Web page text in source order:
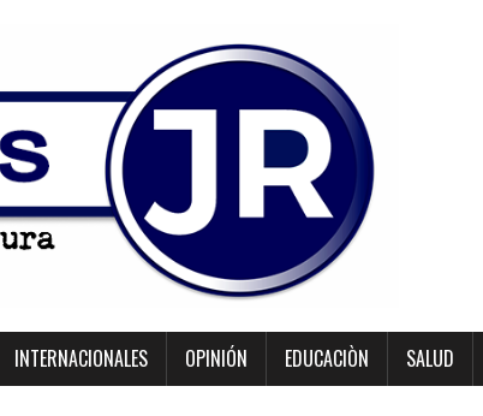
INTERNACIONALES OPINIÓN EDUCACIÒN SALUD